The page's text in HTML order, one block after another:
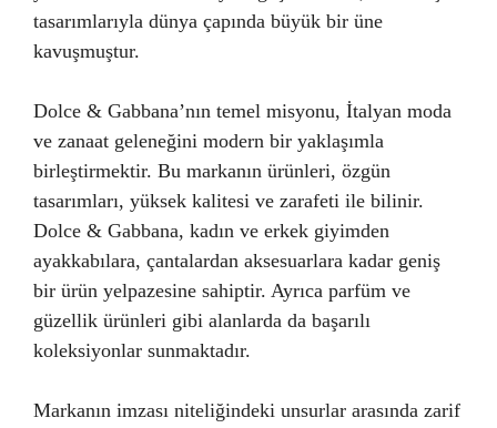
tasarımlarıyla dünya çapında büyük bir üne
kavuşmuştur.
Dolce & Gabbana’nın temel misyonu, İtalyan moda
ve zanaat geleneğini modern bir yaklaşımla
birleştirmektir. Bu markanın ürünleri, özgün
tasarımları, yüksek kalitesi ve zarafeti ile bilinir.
Dolce & Gabbana, kadın ve erkek giyimden
ayakkabılara, çantalardan aksesuarlara kadar geniş
bir ürün yelpazesine sahiptir. Ayrıca parfüm ve
güzellik ürünleri gibi alanlarda da başarılı
koleksiyonlar sunmaktadır.
Markanın imzası niteliğindeki unsurlar arasında zarif